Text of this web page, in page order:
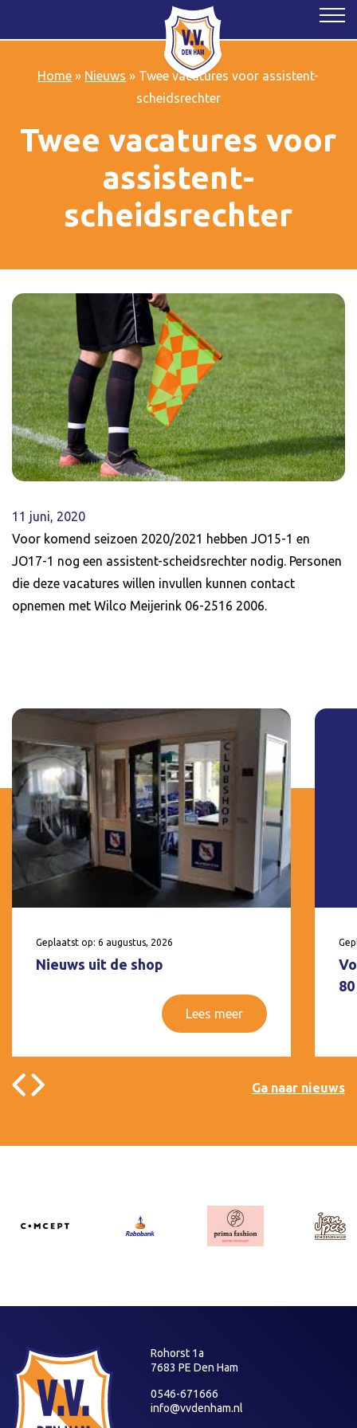
Home » Nieuws » Twee vacatures voor assistent-
scheidsrechter
Twee vacatures voor
assistent-
scheidsrechter
11 juni, 2020
Voor komend seizoen 2020/2021 hebben JO15-1 en
JO17-1 nog een assistent-scheidsrechter nodig. Personen
die deze vacatures willen invullen kunnen contact
opnemen met Wilco Meijerink 06-2516 2006.
Geplaatst op: 6 augustus, 2026
Nieuws uit de shop
Lees meer
Ga naar nieuws
Rohorst 1a
7683 PE Den Ham
0546-671666
info@vvdenham.nl